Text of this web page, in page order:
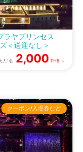
ラヤプリンセス
＜送迎なし＞
人1名 2,000 THB ～
クーポン/入場券など